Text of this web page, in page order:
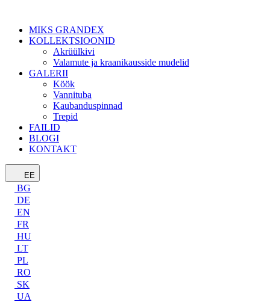
MIKS GRANDEX
KOLLEKTSIOONID
Akrüülkivi
Valamute ja kraanikausside mudelid
GALERII
Köök
Vannituba
Kaubanduspinnad
Trepid
FAILID
BLOGI
KONTAKT
EE
BG
DE
EN
FR
HU
LT
PL
RO
SK
UA